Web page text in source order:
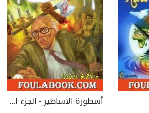
أسطورة الأساطير - الجزء الثاني - سلسلة ما وراء الطبيعة